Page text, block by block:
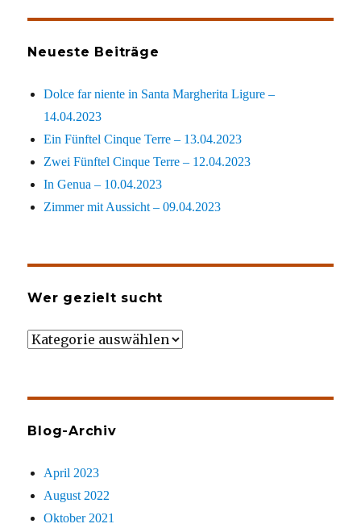
Neueste Beiträge
Dolce far niente in Santa Margherita Ligure –
14.04.2023
Ein Fünftel Cinque Terre – 13.04.2023
Zwei Fünftel Cinque Terre – 12.04.2023
In Genua – 10.04.2023
Zimmer mit Aussicht – 09.04.2023
Wer gezielt sucht
Wer
Blog-Archiv
April 2023
August 2022
Oktober 2021